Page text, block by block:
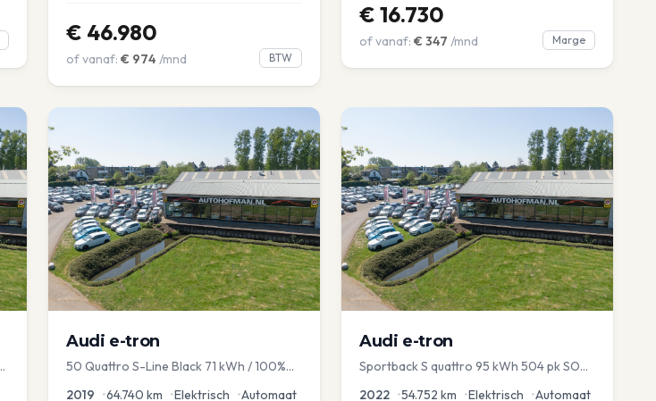
€ 46.980
of vanaf: € 974 /mnd BTW
€ 16.730
of vanaf: € 347 /mnd Marge
Audi e-tron
50 Quattro S-Line Black 71 kWh / 100%
2019 •64.740 km •Elektrisch •Automaat
Audi e-tron
Sportback S quattro 95 kWh 504 pk SOH
2022 •54.752 km •Elektrisch •Automaat